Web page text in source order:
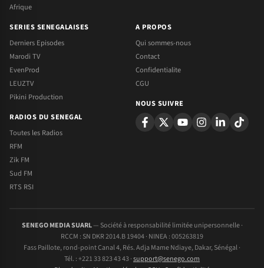
Afrique
SERIES SENEGALAISES
Derniers Episodes
Marodi TV
EvenProd
LEUZTV
Pikini Production
RADIOS DU SENEGAL
Toutes les Radios
RFM
Zik FM
Sud FM
RTS RSI
A PROPOS
Qui sommes-nous
Contact
Confidentialite
CGU
NOUS SUIVRE
SENEGO MEDIA SUARL— Société à responsabilité limitée unipersonnelle ·
RCCM : SN DKR 2014.B 19404 · NINEA : 005263819
Fass Paillote, rond-point Canal 4, Rés. Adja Mame Ndiaye, Dakar, Sénégal ·
Tél. : +221 33 823 43 43 ·support@senego.com